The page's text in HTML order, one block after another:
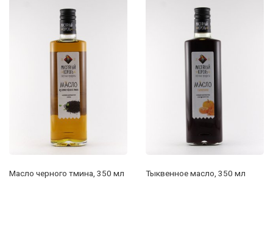
Масло черного тмина, 350 мл Тыквенное масло, 350 мл